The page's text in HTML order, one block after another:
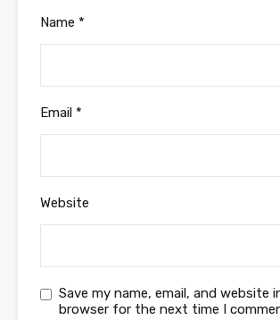
Name *
Email *
Website
Save my name, email, and website
browser for the next time I